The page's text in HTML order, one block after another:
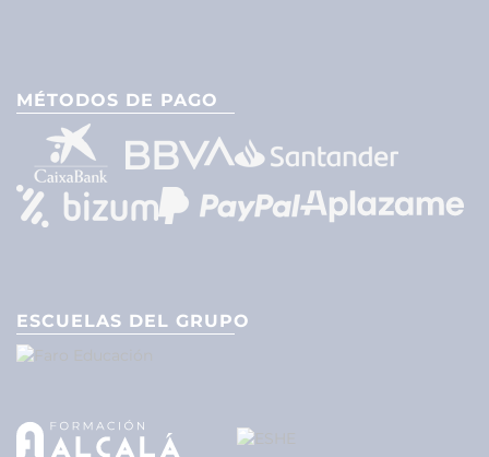
MÉTODOS DE PAGO
ESCUELAS DEL GRUPO